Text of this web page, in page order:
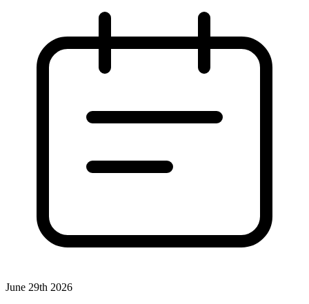
June 29th 2026